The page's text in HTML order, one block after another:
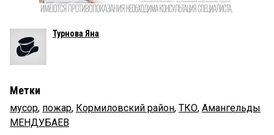
Турнова Яна
Метки
мусор, пожар, Кормиловский район, ТКО, Амангельды
МЕНДУБАЕВ